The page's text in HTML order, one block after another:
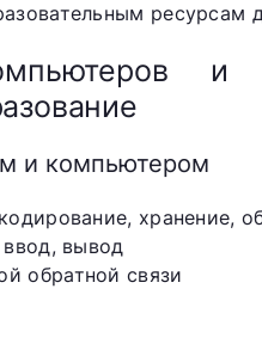
ресурсам
и компьютером
хранение,
вывод
обратной связи